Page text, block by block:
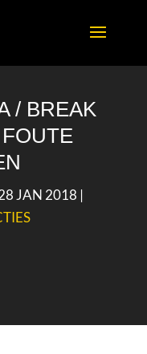
/ BREAK
JAN 2018 |